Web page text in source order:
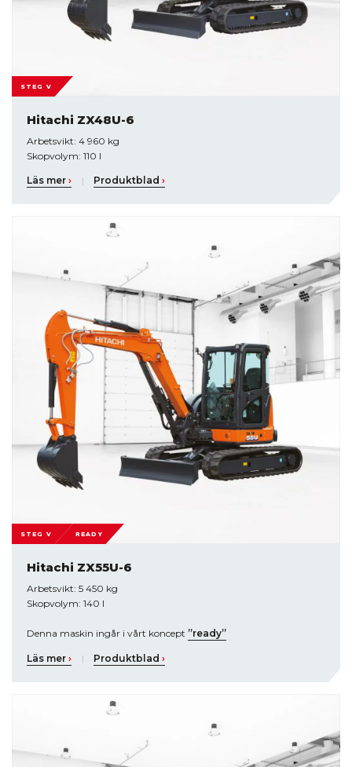
STEG V
Hitachi ZX48U-6
Arbetsvikt: 4 960 kg
Skopvolym: 110 l
Läs mer › | Produktblad›
STEG V READY
Hitachi ZX55U-6
Arbetsvikt: 5 450 kg
Skopvolym: 140 l
Denna maskin ingår i vårt koncept ”ready”
Läs mer › | Produktblad›